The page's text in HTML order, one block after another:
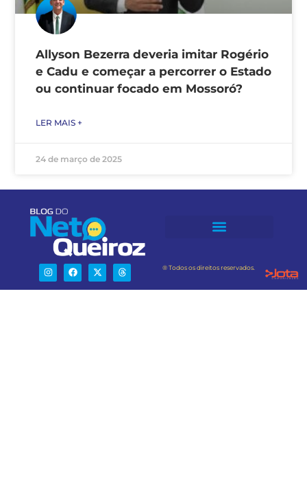
Allyson Bezerra deveria imitar Rogério
e Cadu e começar a percorrer o Estado
ou continuar focado em Mossoró?
LER MAIS +
24 de março de 2025
® Todos os direitos reservados.